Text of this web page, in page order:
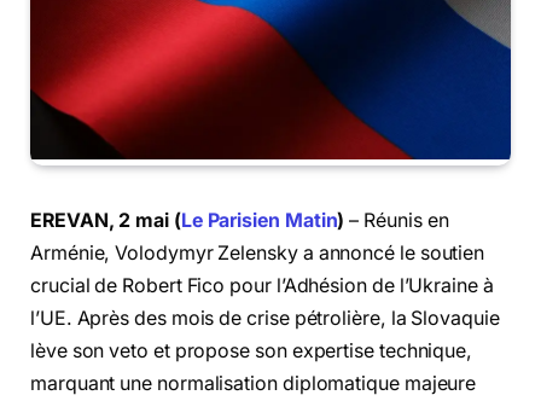
EREVAN, 2 mai (Le Parisien Matin) – Réunis en
Arménie, Volodymyr Zelensky a annoncé le soutien
crucial de Robert Fico pour l’Adhésion de l’Ukraine à
l’UE. Après des mois de crise pétrolière, la Slovaquie
lève son veto et propose son expertise technique,
marquant une normalisation diplomatique majeure